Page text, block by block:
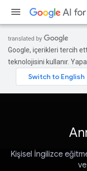
Google, içerikleri tercih
teknolojisini kullanır.
Kişisel İngilizce